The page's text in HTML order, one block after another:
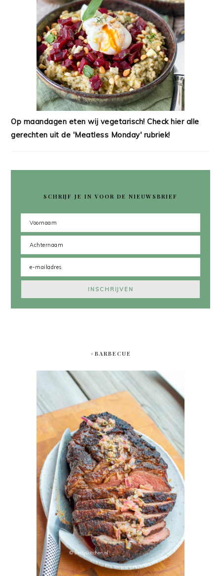
Op maandagen eten wij vegetarisch! Check hier alle
gerechten uit de 'Meatless Monday' rubriek!
SCHRIJF JE IN VOOR DE NIEUWSBRIEF
#BARBECUE